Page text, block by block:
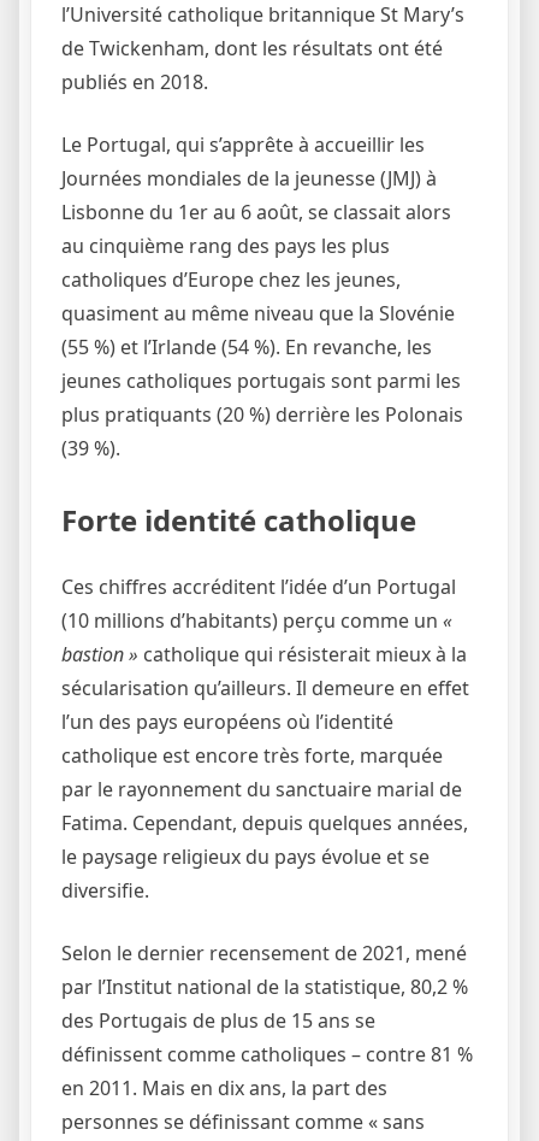
l’Université catholique britannique St Mary’s
de Twickenham, dont les résultats ont été
publiés en 2018.
Le Portugal, qui s’apprête à accueillir les
Journées mondiales de la jeunesse (JMJ) à
Lisbonne du 1er au 6 août, se classait alors
au cinquième rang des pays les plus
catholiques d’Europe chez les jeunes,
quasiment au même niveau que la Slovénie
(55 %) et l’Irlande (54 %). En revanche, les
jeunes catholiques portugais sont parmi les
plus pratiquants (20 %) derrière les Polonais
(39 %).
Forte identité catholique
Ces chiffres accréditent l’idée d’un Portugal
(10 millions d’habitants) perçu comme un «
bastion » catholique qui résisterait mieux à la
sécularisation qu’ailleurs. Il demeure en effet
l’un des pays européens où l’identité
catholique est encore très forte, marquée
par le rayonnement du sanctuaire marial de
Fatima. Cependant, depuis quelques années,
le paysage religieux du pays évolue et se
diversifie.
Selon le dernier recensement de 2021, mené
par l’Institut national de la statistique, 80,2 %
des Portugais de plus de 15 ans se
définissent comme catholiques – contre 81 %
en 2011. Mais en dix ans, la part des
personnes se définissant comme « sans